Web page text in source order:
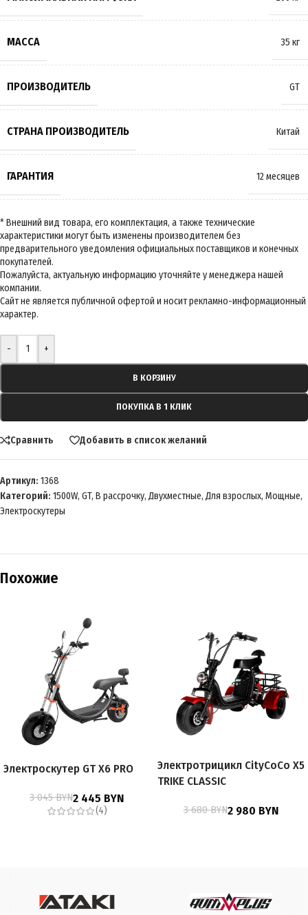
МАССА 35 кг
ПРОИЗВОДИТЕЛЬ GT
СТРАНА ПРОИЗВОДИТЕЛЬ Китай
ГАРАНТИЯ 12 месяцев
- +
В КОРЗИНУ
ПОКУПКА В 1 КЛИК
Сравнить Добавить в список желаний
Артикул: 1368
Категорий: 1500W, GT, В рассрочку, Двухместные, Для взрослых, Мощные,
Электроскутеры
Похожие
Электроскутер GT X6 PRO
3 045BYN2 445 BYN
(4)
Электротрицикл CityCoCo X5
TRIKE CLASSIC
3 680BYN2 980 BYN